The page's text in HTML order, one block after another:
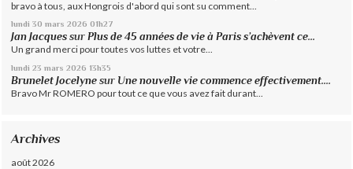
bravo à tous, aux Hongrois d'abord qui sont su comment...
lundi 30 mars 2026 01h27
Jan Jacques surPlus de 45 années de vie à Paris s’achèvent ce...
Un grand merci pour toutes vos luttes et votre...
lundi 23 mars 2026 13h35
Brunelet Jocelyne sur Une nouvelle vie commence effectivement....
Bravo Mr ROMERO pour tout ce que vous avez fait durant...
Archives
août 2026